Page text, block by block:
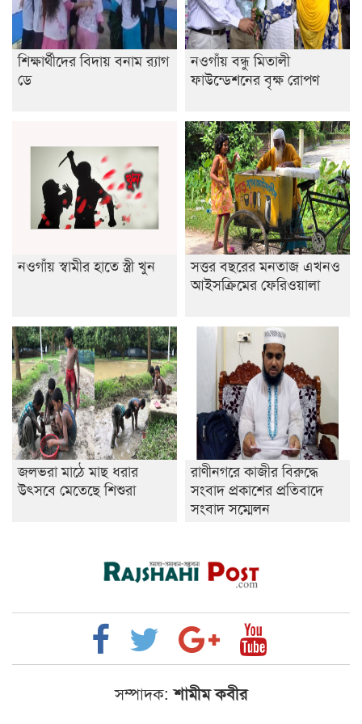
শিক্ষার্থীদের বিদায় বনাম র‍্যাগ
ডে
নওগাঁয় বন্ধু মিতালী
ফাউন্ডেশনের বৃক্ষ রোপণ
নওগাঁয় স্বামীর হাতে স্ত্রী খুন
সত্তর বছরের মনতাজ এখনও
আইসক্রিমের ফেরিওয়ালা
জলভরা মাঠে মাছ ধরার
উৎসবে মেতেছে শিশুরা
রাণীনগরে কাজীর বিরুদ্ধে
সংবাদ প্রকাশের প্রতিবাদে
সংবাদ সম্মেলন
সম্পাদক: শামীম কবীর